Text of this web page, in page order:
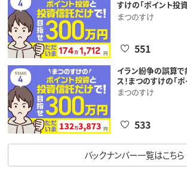
すけの「ポイント
まつのすけ
551
イラン紛争の誤算
ス！まつのすけの「
まつのすけ
533
バックナンバー一覧はこちら